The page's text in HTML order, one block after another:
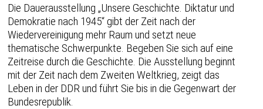
Die Dauerausstellung „Unsere Geschichte. Diktatur und
Demokratie nach 1945“ gibt der Zeit nach der
Wiedervereinigung mehr Raum und setzt neue
thematische Schwerpunkte. Begeben Sie sich auf eine
Zeitreise durch die Geschichte. Die Ausstellung beginnt
mit der Zeit nach dem Zweiten Weltkrieg, zeigt das
Leben in der DDR und führt Sie bis in die Gegenwart der
Bundesrepublik.